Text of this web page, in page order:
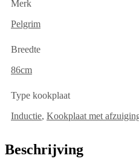
Merk
Pelgrim
Breedte
86cm
Type kookplaat
Inductie, Kookplaat met
Beschrijving